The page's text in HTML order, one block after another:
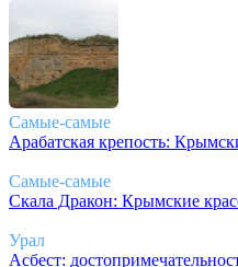
Самые-самые
Арабатская крепость:
Самые-самые
Скала Дракон: Крымские
Урал
Асбест: